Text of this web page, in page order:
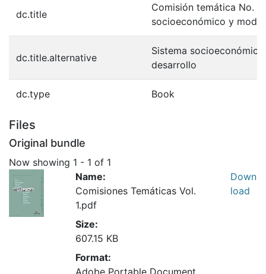
dc.title
Comisión temática No. 1
socioeconómico y
dc.title.alternative
Sistema
desarrollo
dc.type Book
Files
Original bundle
Now showing 1 - 1 of 1
Name:
Comisiones Temáticas Vol.
1.pdf
Size:
607.15 KB
Format:
Adobe Portable Document
Down
load